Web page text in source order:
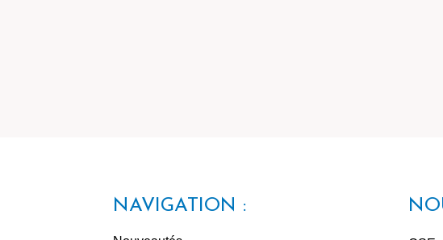
NAVIGATION :